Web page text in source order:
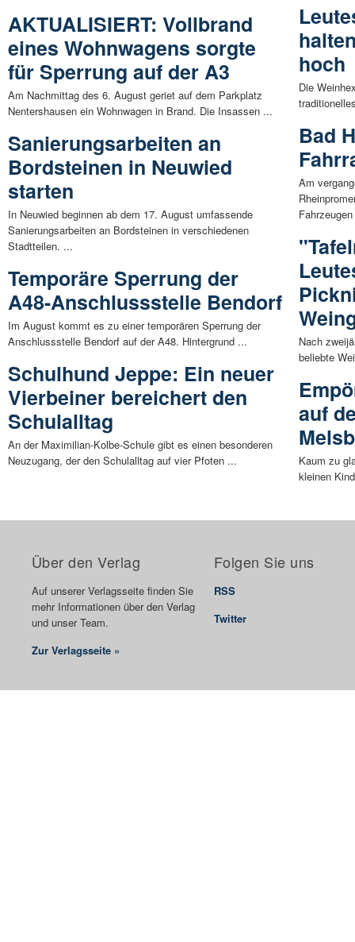
AKTUALISIERT: Vollbrand
eines Wohnwagens sorgte
für Sperrung auf der A3
Am Nachmittag des 6. August geriet auf dem Parkplatz
Nentershausen ein Wohnwagen in Brand. Die Insassen ...
Sanierungsarbeiten an
Bordsteinen in Neuwied
starten
In Neuwied beginnen ab dem 17. August umfassende
Sanierungsarbeiten an Bordsteinen in verschiedenen
Stadtteilen. ...
Temporäre Sperrung der
A48-Anschlussstelle Bendorf
Im August kommt es zu einer temporären Sperrung der
Anschlussstelle Bendorf auf der A48. Hintergrund ...
Schulhund Jeppe: Ein neuer
Vierbeiner bereichert den
Schulalltag
An der Maximilian-Kolbe-Schule gibt es einen besonderen
Neuzugang, der den Schulalltag auf vier Pfoten ...
hoch
Die
Bad
Am
Nach
beliebte
auf
Kaum zu
kleinen
Über den Verlag
Auf unserer Verlagsseite finden Sie
mehr Informationen über den Verlag
und unser Team.
Zur Verlagsseite »
Folgen Sie uns
RSS
Twitter